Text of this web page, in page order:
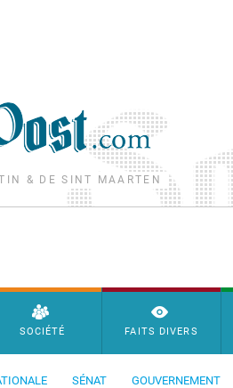
& DE SINT MAARTEN
SÉNAT GOUVERNEMENT
SOCIÉTÉ FAITS DIVERS